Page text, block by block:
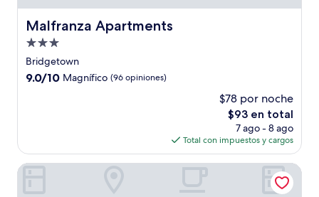
Malfranza Apartments
Malfranza Apartments
Propiedad
de
3.0
Bridgetown
9.0
9.0/10 Magnífico (96 opiniones)
$78 por noche
El
precio
actual
es
de
$93 en total
7 ago - 8 ago
Total con impuestos y cargos
Turtle Beach, a Tribute Portfolio™ All Inclusive Hotel